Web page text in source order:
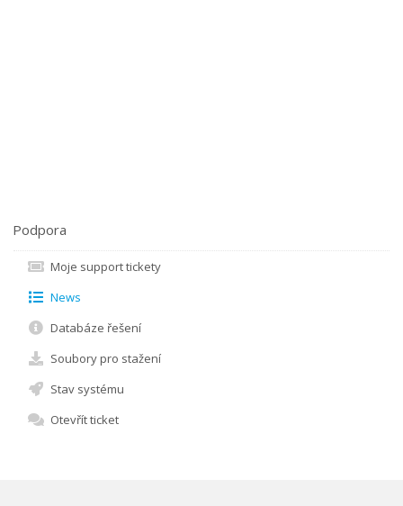
Podpora
Moje support tickety
News
Databáze řešení
Soubory pro stažení
Stav systému
Otevřít ticket